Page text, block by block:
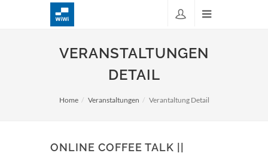
VERANSTALTUNGEN
DETAIL
Home Veranstaltungen Verantaltung Detail
ONLINE COFFEE TALK ||